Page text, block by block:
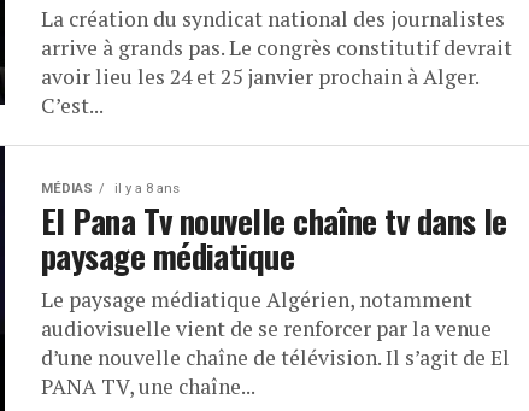
La création du syndicat national des journalistes
arrive à grands pas. Le congrès constitutif devrait
avoir lieu les 24 et 25 janvier prochain à Alger.
C’est...
MÉDIAS il y a 8 ans
El Pana Tv nouvelle chaîne tv dans le
paysage médiatique
Le paysage médiatique Algérien, notamment
audiovisuelle vient de se renforcer par la venue
d’une nouvelle chaîne de télévision. Il s’agit de El
PANA TV, une chaîne...